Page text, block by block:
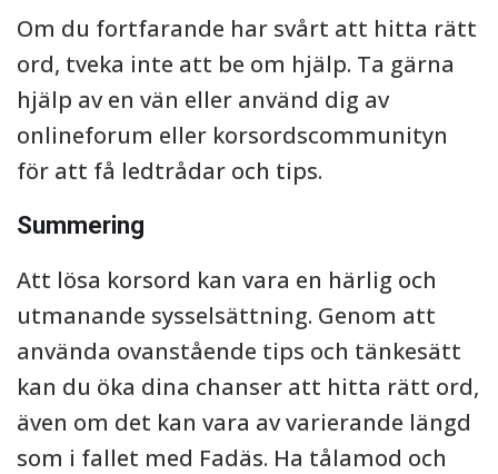
Om du fortfarande har svårt att hitta rätt
ord, tveka inte att be om hjälp. Ta gärna
hjälp av en vän eller använd dig av
onlineforum eller korsordscommunityn
för att få ledtrådar och tips.
Summering
Att lösa korsord kan vara en härlig och
utmanande sysselsättning. Genom att
använda ovanstående tips och tänkesätt
kan du öka dina chanser att hitta rätt ord,
även om det kan vara av varierande längd
som i fallet med Fadäs. Ha tålamod och